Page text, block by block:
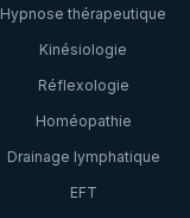
Hypnose thérapeutique
Kinésiologie
Réflexologie
Homéopathie
Drainage lymphatique
EFT